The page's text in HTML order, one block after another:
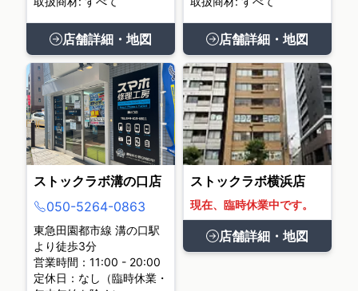
店舗詳細・地図 店舗詳細・地図
ストックラボ溝の口店
050-5264-0863
東急田園都市線 溝の口駅
より徒歩3分
営業時間：11:00 - 20:00
定休日：なし（臨時休業・
ストックラボ横浜店
現在、臨時休業中です。
店舗詳細・地図